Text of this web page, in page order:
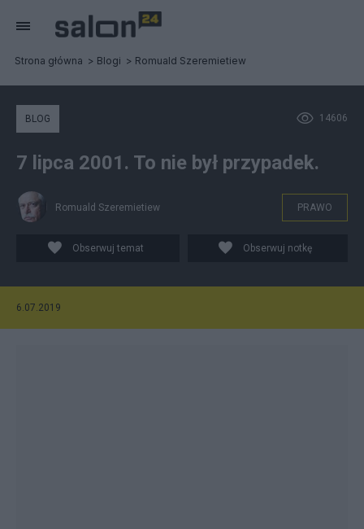
Strona główna Blogi Romuald Szeremietiew
14606
BLOG
7 lipca 2001. To nie był przypadek.
Romuald Szeremietiew PRAWO
Obserwuj temat Obserwuj notkę
6.07.2019